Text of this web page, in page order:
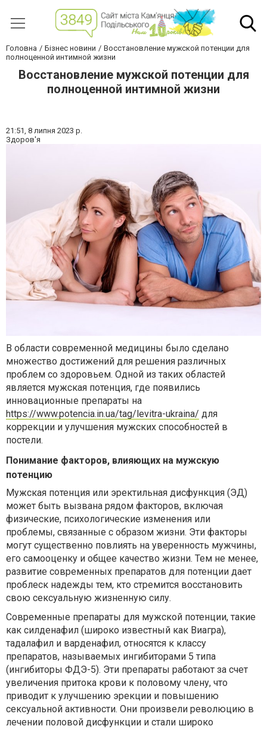
Головна Бізнес новини
Восстановление мужской потенции для
полноценной интимной жизни
Восстановление мужской потенции для
полноценной интимной жизни
21:51, 8 липня 2023 р.
Здоров'я
В области современной медицины было сделано
множество достижений для решения различных
проблем со здоровьем. Одной из таких областей
является мужская потенция, где появились
инновационные препараты на
https://www.potencia.in.ua/tag/levitra-ukraina/ для
коррекции и улучшения мужских способностей в
постели.
Понимание факторов, влияющих на мужскую
потенцию
Мужская потенция или эректильная дисфункция (ЭД)
может быть вызвана рядом факторов, включая
физические, психологические изменения или
проблемы, связанные с образом жизни. Эти факторы
могут существенно повлиять на уверенность мужчины,
его самооценку и общее качество жизни. Тем не менее,
развитие современных препаратов для потенции дает
проблеск надежды тем, кто стремится восстановить
свою сексуальную жизненную силу.
Современные препараты для мужской потенции, такие
как силденафил (широко известный как Виагра),
тадалафил и варденафил, относятся к классу
препаратов, называемых ингибиторами 5 типа
(ингибиторы ФДЭ-5). Эти препараты работают за счет
увеличения притока крови к половому члену, что
приводит к улучшению эрекции и повышению
сексуальной активности. Они произвели революцию в
лечении половой дисфункции и стали широко